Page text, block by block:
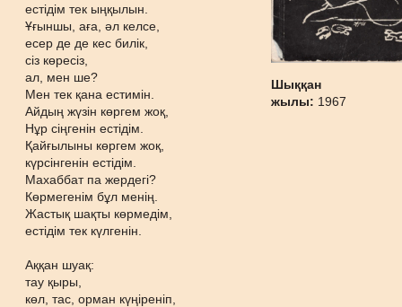
естідім тек ыңқылын.
Ұғыншы, аға, әл келсе,
есер де де кес билік,
сіз көресіз,
ал, мен ше?
Мен тек қана естимін.
Айдың жүзін көргем жоқ,
Нұр сіңгенін естідім.
Қайғылыны көргем жоқ,
күрсінгенін естідім.
Махаббат па жердегі?
Көрмегенім бұл менің.
Жастық шақты көрмедім,
естідім тек күлгенін.
Аққан шуақ:
тау қыры,
көл, тас, орман күңіреніп,
Шыққан
жылы: 1967